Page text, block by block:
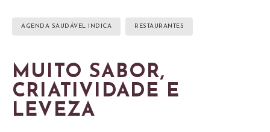
AGENDA SAUDÁVEL INDICA RESTAURANTES
MUITO SABOR,
CRIATIVIDADE E
LEVEZA